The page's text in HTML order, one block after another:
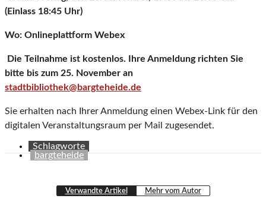
(Einlass 18:45 Uhr)
Wo: Onlineplattform Webex
Die Teilnahme ist kostenlos. Ihre Anmeldung richten Sie
bitte bis zum 25. November an
stadtbibliothek@bargteheide.de
Sie erhalten nach Ihrer Anmeldung einen Webex-Link für den
digitalen Veranstaltungsraum per Mail zugesendet.
Schlagworte
bargteheide
Verwandte Artikel Mehr vom Autor